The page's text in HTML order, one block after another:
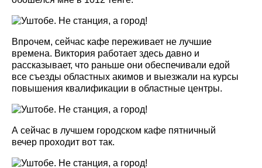
Впрочем, сейчас кафе переживает не лучшие
времена. Виктория работает здесь давно и
рассказывает, что раньше они обеспечивали едой
все съезды областных акимов и выезжали на курсы
повышения квалификации в областные центры.
А сейчас в лучшем городском кафе пятничный
вечер проходит вот так.